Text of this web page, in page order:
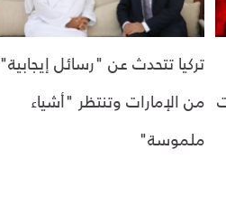
تركيا تتحدث عن "رسائل إيجابية"
من الإمارات وتنتظر "أشياء
ملموسة"